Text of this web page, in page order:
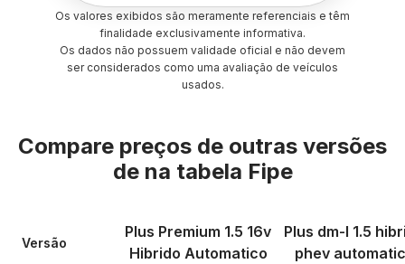
Os valores exibidos são meramente referenciais e têm
finalidade exclusivamente informativa.
Os dados não possuem validade oficial e não devem
ser considerados como uma avaliação de veículos
usados.
Compare preços de outras versões
de na tabela Fipe
Versão
Plus Premium 1.5 16v
Hibrido Automatico
Plus dm-I 1.5
phev